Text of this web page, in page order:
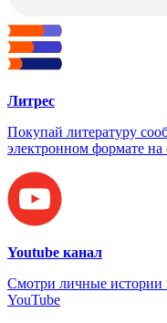
Литрес
Покупай литературу
электронном формате на
Youtube канал
Смотри личные истории
YouTube